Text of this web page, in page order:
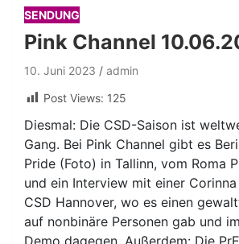
SENDUNG
Pink Channel
10. Juni 2023
admin
Post Views: 125
Diesmal: Die CSD-Saison ist
Gang. Bei Pink Channel gibt es
Pride (Foto) in Tallinn, vom Roma
und ein Interview mit einer
CSD Hannover, wo es einen
auf nonbinäre Personen gab und